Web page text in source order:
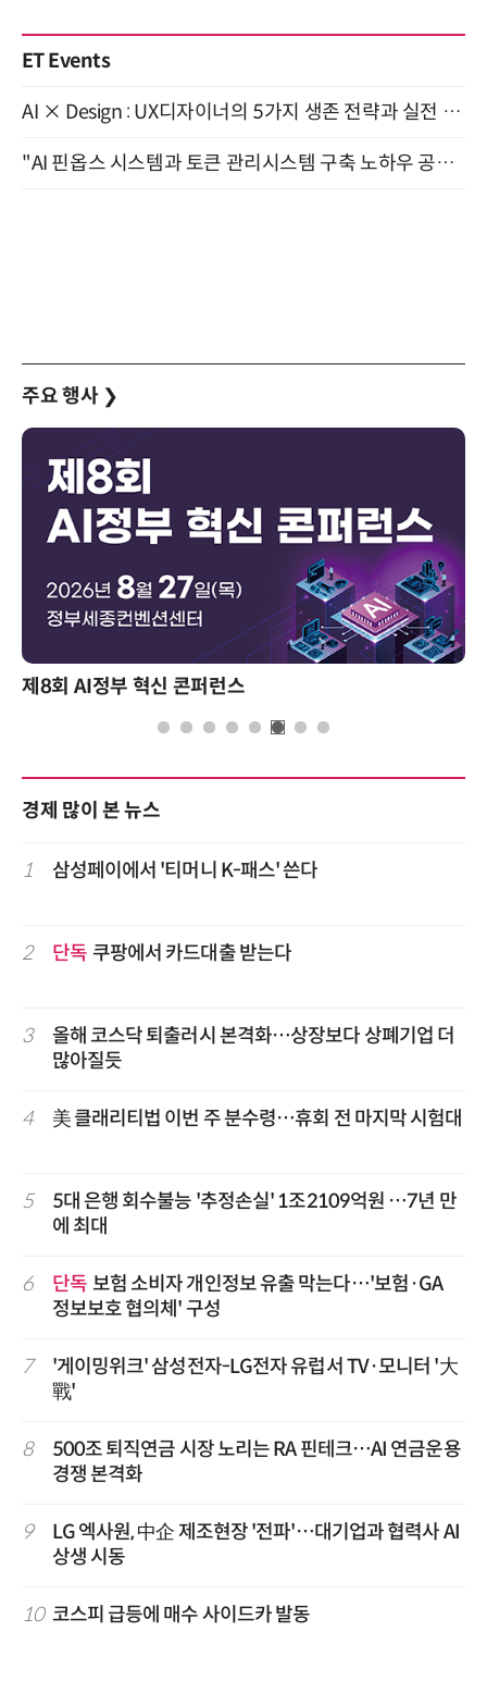
ET Events
AI × Design : UX디자이너의 5가지 생존 전략과 실전 대응 8월 28일 개최
"AI 핀옵스 시스템과 토큰 관리시스템 구축 노하우 공개" 잠실 한국광고문화회관 2층 대회의실 (8/21)
주요 행사 ❯
제8회 AI정부 혁신 콘퍼런스
경제 많이 본 뉴스
1 삼성페이에서 '티머니 K-패스' 쓴다
2 단독 쿠팡에서 카드대출 받는다
3
올해 코스닥 퇴출러시 본격화…상장보다 상폐기업 더
많아질듯
4 美 클래리티법 이번 주 분수령…휴회 전 마지막 시험대
5
5대 은행 회수불능 '추정손실' 1조2109억원 …7년 만
에 최대
6 단독 보험 소비자 개인정보 유출 막는다…'보험·GA
정보보호 협의체' 구성
7
'게이밍위크' 삼성전자-LG전자 유럽서 TV·모니터 '大
戰'
8
500조 퇴직연금 시장 노리는 RA 핀테크…AI 연금운용
경쟁 본격화
9
LG 엑사원, 中企 제조현장 '전파'…대기업과 협력사 AI
상생 시동
10 코스피 급등에 매수 사이드카 발동